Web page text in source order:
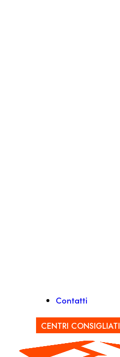
Contatti
CENTRI CONSIGLIATI